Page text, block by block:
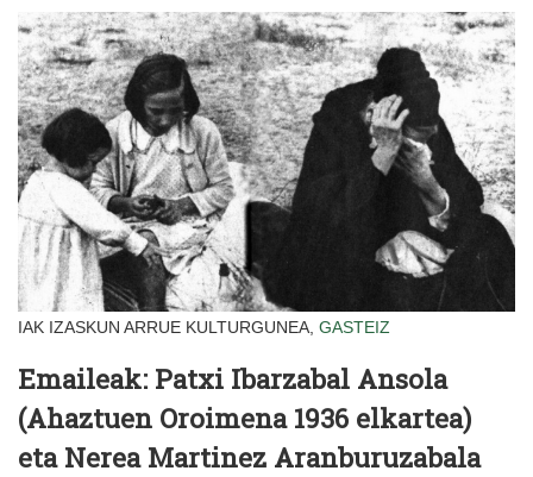
IAK IZASKUN ARRUE KULTURGUNEA, GASTEIZ
Emaileak: Patxi Ibarzabal Ansola
(Ahaztuen Oroimena 1936 elkartea)
eta Nerea Martinez Aranburuzabala